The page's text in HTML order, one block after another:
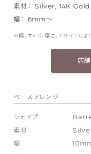
素材：
Silver, 14K
幅：
6mm～
幅、サイズ、厚さ、デザインに
店
ベースアレンジ
シェイプ
素材
幅